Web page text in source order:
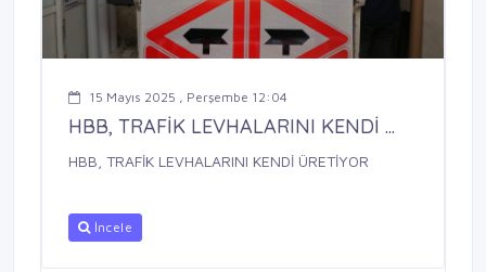
15 Mayıs 2025 , Perşembe 12:04
HBB, TRAFİK LEVHALARINI KENDİ ...
HBB, TRAFİK LEVHALARINI KENDİ ÜRETİYOR
İncele